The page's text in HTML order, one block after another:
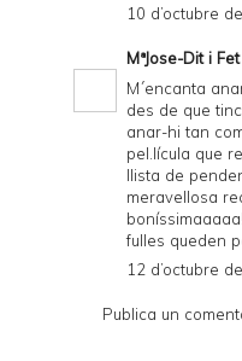
10 d’octubre
MªJose-Dit i Fet
M´encanta
des de que
anar-hi tan
pel.lícula que
llista de
meravellosa
fulles queden
12 d’octubre
Publica un